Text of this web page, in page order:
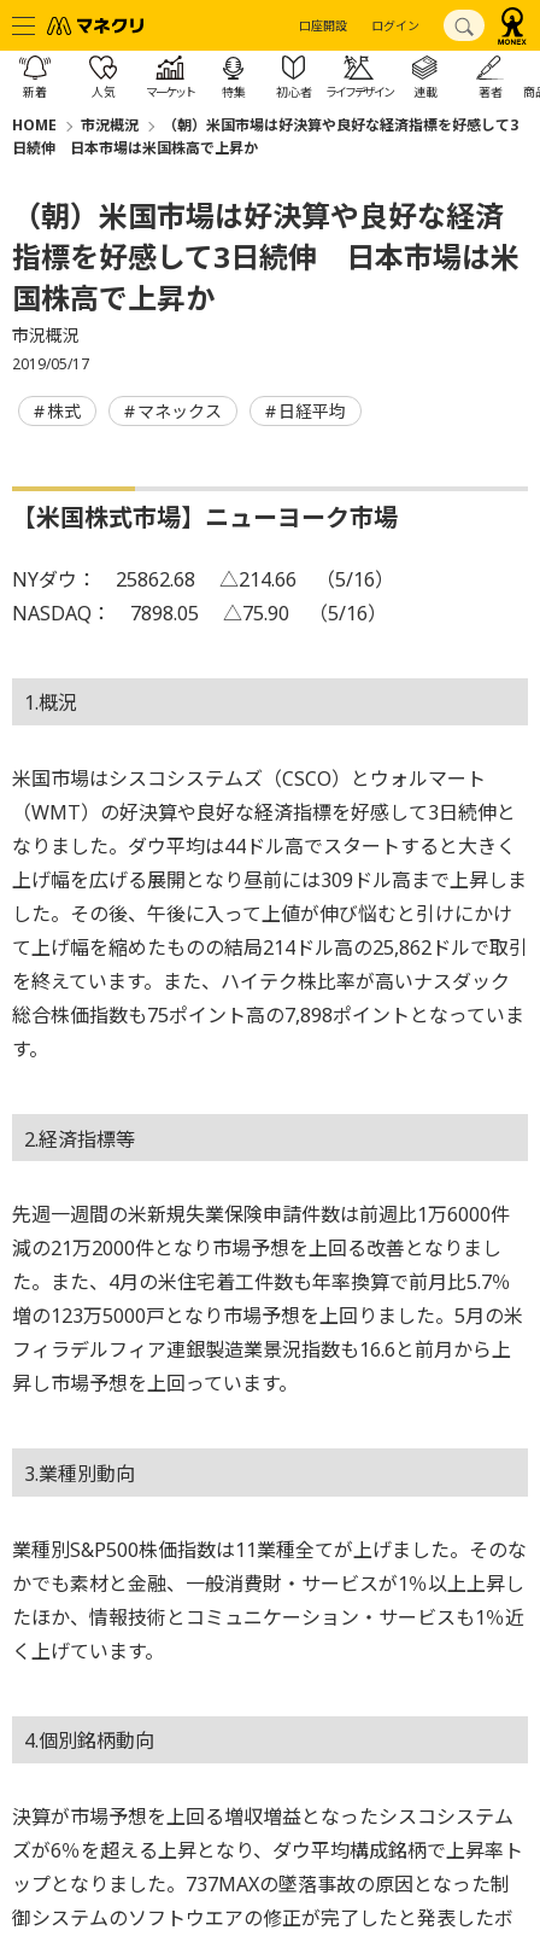
口座開設 ログイン
新着 人気 マーケット 特集 初心者 ライフデザイン 連載 著者 商
HOME 市況概況
（朝）米国市場は好決算や良好な経済指標を好感して3
日続伸 日本市場は米国株高で上昇か
（朝）米国市場は好決算や良好な経済
指標を好感して3日続伸 日本市場は米
国株高で上昇か
市況概況
2019/05/17
株式 マネックス 日経平均
【米国株式市場】ニューヨーク市場
NYダウ： 25862.68 △214.66 （5/16）
NASDAQ： 7898.05 △75.90 （5/16）
1.概況
米国市場はシスコシステムズ（CSCO）とウォルマート
（WMT）の好決算や良好な経済指標を好感して3日続伸と
なりました。ダウ平均は44ドル高でスタートすると大きく
上げ幅を広げる展開となり昼前には309ドル高まで上昇しま
した。その後、午後に入って上値が伸び悩むと引けにかけ
て上げ幅を縮めたものの結局214ドル高の25,862ドルで取引
を終えています。また、ハイテク株比率が高いナスダック
総合株価指数も75ポイント高の7,898ポイントとなっていま
す。
2.経済指標等
先週一週間の米新規失業保険申請件数は前週比1万6000件
減の21万2000件となり市場予想を上回る改善となりまし
た。また、4月の米住宅着工件数も年率換算で前月比5.7％
増の123万5000戸となり市場予想を上回りました。5月の米
フィラデルフィア連銀製造業景況指数も16.6と前月から上
昇し市場予想を上回っています。
3.業種別動向
業種別S&P500株価指数は11業種全てが上げました。そのな
かでも素材と金融、一般消費財・サービスが1％以上上昇し
たほか、情報技術とコミュニケーション・サービスも1％近
く上げています。
4.個別銘柄動向
決算が市場予想を上回る増収増益となったシスコシステム
ズが6％を超える上昇となり、ダウ平均構成銘柄で上昇率ト
ップとなりました。737MAXの墜落事故の原因となった制
御システムのソフトウエアの修正が完了したと発表したボ